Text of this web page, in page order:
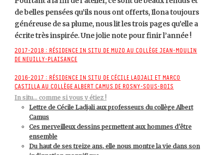
de belles pensées qu’ils nous ont offerts, Ilona toujours
généreuse de sa plume, nous lit les trois pages qu’elle a
écrite très inspirée. Une jolie note pour finir l’année !
2017-2018 : Résidence In Situ de Muzo au collège Jean-Moulin
de Neuilly-Plaisance
2016-2017 : Résidence In Situ de Cécile Ladjali et Marco
Castilla au collège Albert Camus de Rosny-sous-Bois
In situ… comme si vous y étiez !
Lettre de Cécile Ladjali aux professeurs du collège Albert
Camus
Ces merveilleux dessins permettent aux hommes d'être
ensemble
Du haut de ses treize ans, elle nous montre la vie dans son